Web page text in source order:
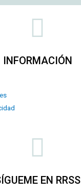
INFORMACIÓN
EN RRSS